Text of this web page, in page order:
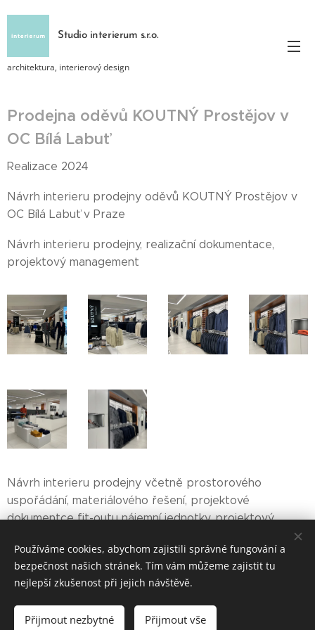
Studio interierum s.r.o.
architektura, interierový design
Prodejna oděvů KOUTNÝ Prostějov v
OC Bílá Labuť
Realizace 2024
Návrh interieru prodejny oděvů KOUTNÝ Prostějov v
OC Bílá Labuť v Praze
Návrh interieru prodejny, realizační dokumentace,
projektový management
Návrh interieru prodejny včetně prostorového
uspořádání, materiálového řešení, projektové
dokumentce fit-outu nájemní jednotky, projektový
© 2022
Cookies
Používáme cookies, abychom zajistili správné fungování a
bezpečnost našich stránek. Tím vám můžeme zajistit tu
nejlepší zkušenost při jejich návštěvě.
Přijmout nezbytné Přijmout vše